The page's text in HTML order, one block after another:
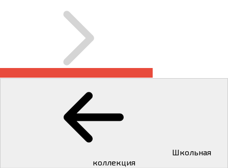
коллекция